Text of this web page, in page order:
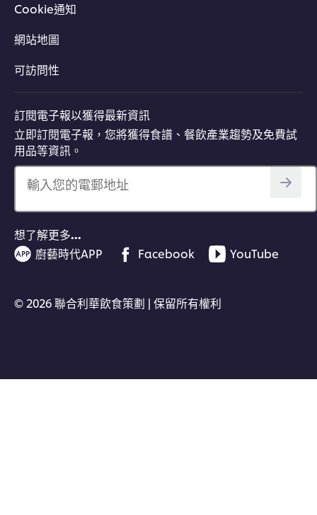
Cookie通知
網站地圖
可訪問性
訂閱電子報以獲得最新資訊
立即訂閱電子報，您將獲得食譜、餐飲產業趨勢及免費試
用品等資訊。
輸入您的電郵地址
想了解更多…
廚藝時代APP
Facebook YouTube
© 2026 聯合利華飲食策劃 | 保留所有權利